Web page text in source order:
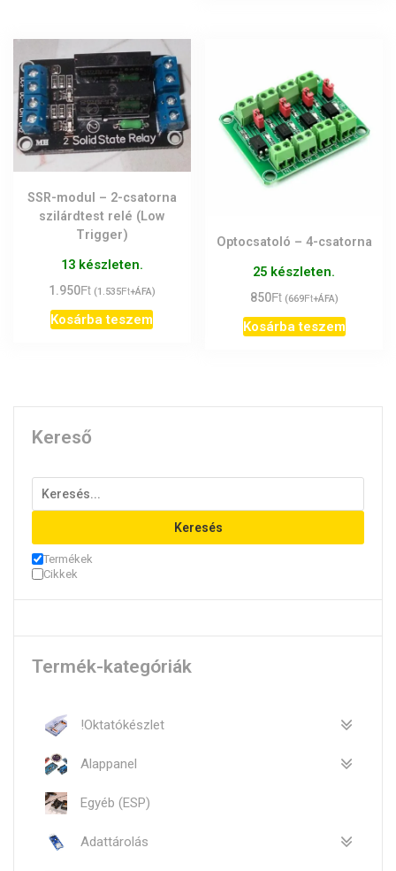
SSR-modul – 2-csatorna
szilárdtest relé (Low
Trigger)
13 készleten.
1.950Ft (1.535Ft+ÁFA)
Kosárba teszem
Optocsatoló – 4-csatorna
25 készleten.
850Ft (669Ft+ÁFA)
Kosárba teszem
Kereső
Keresés
Termékek
Cikkek
Termék-kategóriák
!Oktatókészlet
Alappanel
Egyéb (ESP)
Adattárolás